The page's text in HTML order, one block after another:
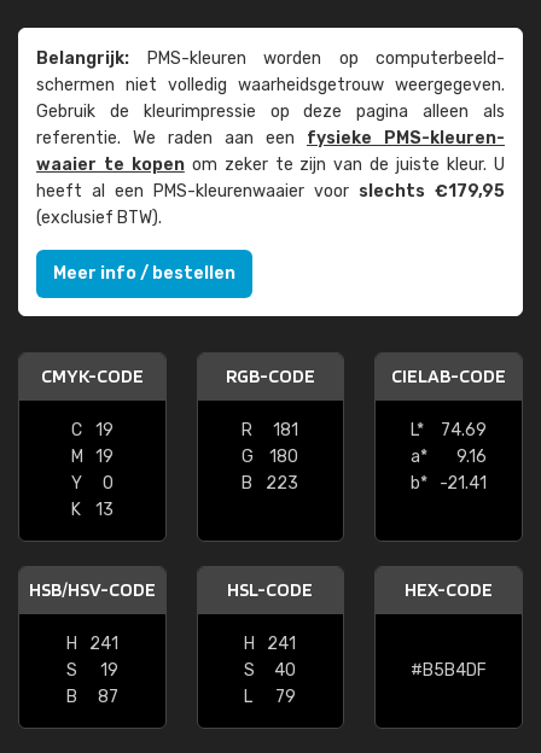
Belangrijk: PMS-kleuren worden op computer­beeld­
schermen niet volledig waarheids­­getrouw weer­gegeven.
Gebruik de kleur­impressie op deze pagina alleen als
referentie. We raden aan een fysieke PMS-kleuren­
waaier te kopenom zeker te zijn van de juiste kleur. U
heeft al een PMS-kleuren­waaier voor slechts €179,95
(exclusief BTW).
Meer info / bestellen
CMYK-CODE
C
19
M
19
Y
0
K
13
RGB-CODE
R
181
G
180
B
223
CIELAB-CODE
L*
74.69
a*
9.16
b*
-21.41
HSB/HSV-CODE
H
241
S
19
B
87
HSL-CODE
H
241
S
40
L
79
HEX-CODE
#B5B4DF